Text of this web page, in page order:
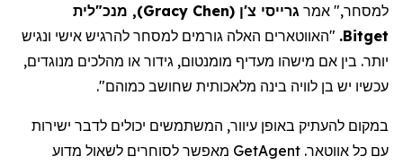
למסחר," אמר גרייסי צ'ן (
Gracy Chen
), מנכ"לית
Bitget
. "האווטארים האלה גורמים למסחר להרגיש אישי ונגיש
יותר. בין אם מישהו מעדיף מומנטום, גידור או מהלכים מנוגדים,
עכשיו יש בן לוויה בינה מלאכותית שחושב כמוהם".
במקום להעתיק באופן עיוור, המשתמשים יכולים לדבר ישירות
עם כל אווטאר. GetAgent מאפשר לסוחרים לשאול מדוע